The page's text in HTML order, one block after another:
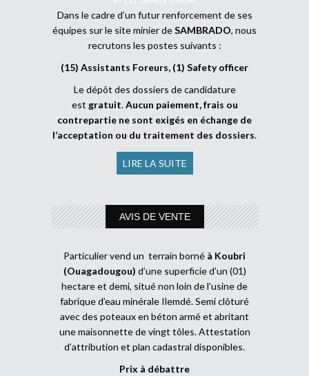
Dans le cadre d’un futur renforcement de ses
équipes sur le site minier deSAMBRADO, nous
recrutons les postes suivants :
(15) Assistants Foreurs, (1) Safety officer
Le dépôt des dossiers de candidature
est gratuit.Aucun paiement, frais ou
contrepartie ne sont exigés en échange de
l’acceptation ou du traitement des dossiers.
LIRE LA SUITE
AVIS DE VENTE
Particulier vend un terrain borné à Koubri
(Ouagadougou) d’une superficie d’un (01)
hectare et demi, situé non loin de l’usine de
fabrique d’eau minérale Ilemdé. Semi clôturé
avec des poteaux en béton armé et abritant
une maisonnette de vingt tôles. Attestation
d’attribution et plan cadastral disponibles.
Prix à débattre